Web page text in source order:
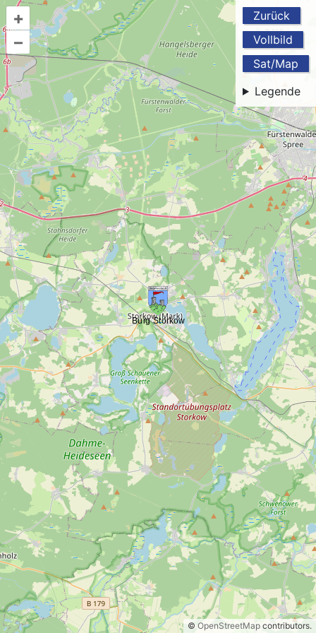
Zurück
Vollbild
Sat/Map
Legende
+
–
© OpenStreetMap contributors.